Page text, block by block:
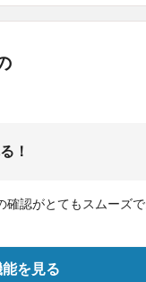
！
確認がとてもスムーズ
を見る